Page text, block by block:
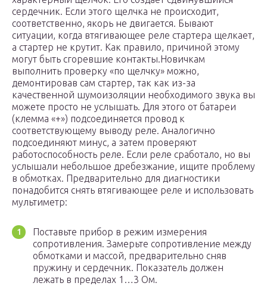
сердечник. Если этого щелчка не происходит,
соответственно, якорь не двигается. Бывают
ситуации, когда втягивающее реле стартера щелкает,
а стартер не крутит. Как правило, причиной этому
могут быть сгоревшие контакты.Новичкам
выполнить проверку «по щелчку» можно,
демонтировав сам стартер, так как из-за
качественной шумоизоляции необходимого звука вы
можете просто не услышать. Для этого от батареи
(клемма «+») подсоединяется провод к
соответствующему выводу реле. Аналогично
подсоединяют минус, а затем проверяют
работоспособность реле. Если реле сработало, но вы
услышали небольшое дребезжание, ищите проблему
в обмотках. Предварительно для диагностики
понадобится снять втягивающее реле и использовать
мультиметр:
Поставьте прибор в режим измерения
сопротивления. Замерьте сопротивление между
обмотками и массой, предварительно сняв
пружину и сердечник. Показатель должен
лежать в пределах 1…3 Ом.